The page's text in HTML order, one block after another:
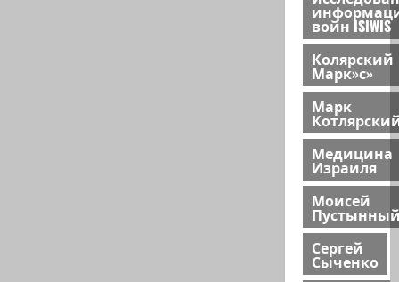
войн ISIWIS
Колярский
Марк»с»
Марк
Медицина
Израиля
Моисей
Сергей
Сыченко